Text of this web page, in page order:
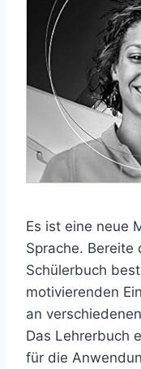
Es ist eine neue
Sprache. Bereite
Schülerbuch
motivierenden
an
Das Lehrerbuch
für die